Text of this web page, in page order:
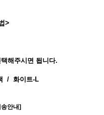
>
해주시면 됩니다.
/ 화이트-L
안내]